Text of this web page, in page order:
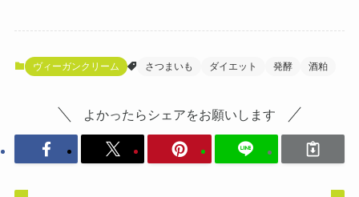
ヴィーガンクリーム さつまいも ダイエット 発酵 酒粕
よかったらシェアをお願いします